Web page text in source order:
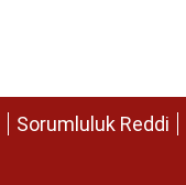
Sorumluluk Reddi